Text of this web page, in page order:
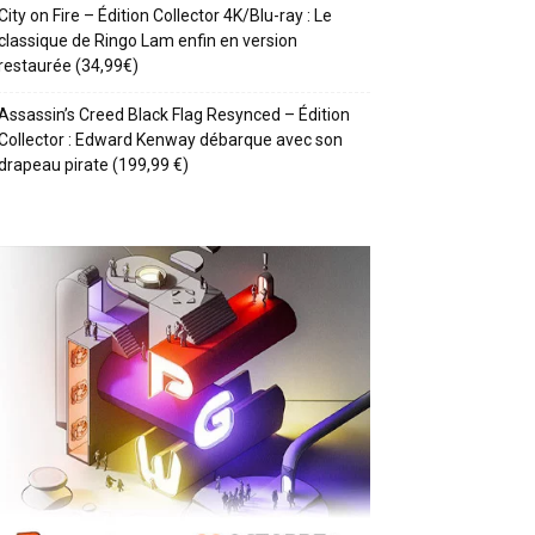
on Fire – Édition Collector 4K/Blu-ray : Le
de Ringo Lam enfin en version
(34,99€)
Creed Black Flag Resynced – Édition
: Edward Kenway débarque avec son
pirate (199,99 €)